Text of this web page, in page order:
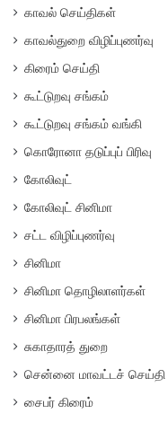
காவல் செய்திகள்
காவல்துறை விழிப்புணர்வு
கிரைம் செய்தி
கூட்டுறவு சங்கம்
கூட்டுறவு சங்கம் வங்கி
கொரோனா தடுப்புப் பிரிவு
கோலிவுட்
கோலிவுட் சினிமா
சட்ட விழிப்புணர்வு
சினிமா
சினிமா தொழிலாளர்கள்
சினிமா பிரபலங்கள்
சுகாதாரத் துறை
சென்னை மாவட்டச் செய்தி
சைபர் கிரைம்